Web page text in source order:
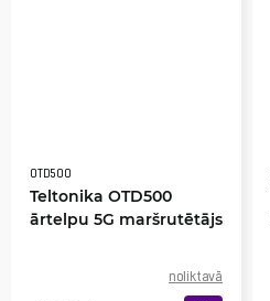
OTD500
Teltonika OTD500
ārtelpu 5G maršrutētājs
noliktavā